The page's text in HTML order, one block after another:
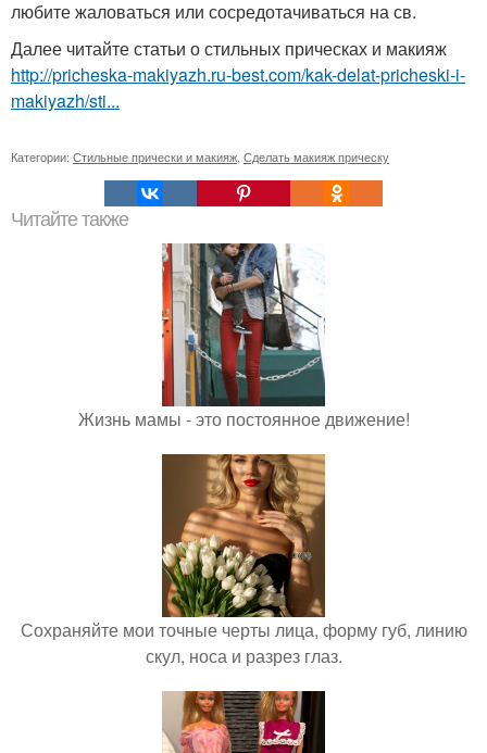
любите жаловаться или сосредотачиваться на св.
Далее читайте статьи о стильных прическах и макияж
http://pricheska-makiyazh.ru-best.com/kak-delat-pricheski-i-
makiyazh/sti...
Категории: Стильные прически и макияж Сделать макияж прическу
Читайте также
Жизнь мамы - это постоянное движение!
Сохраняйте мои точные черты лица, форму губ, линию
скул, носа и разрез глаз.